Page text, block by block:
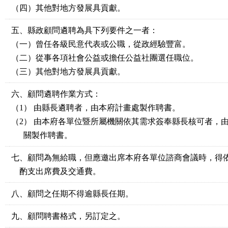
（四）其他對地方發展具貢獻。
五、縣政顧問遴聘為具下列要件之一者：
（一）曾任各級民意代表或公職，從政經驗豐富。
（二）從事各項社會公益或擔任公益社團選任職位。
（三）其他對地方發展具貢獻。
六、顧問遴聘作業方式：
（1） 由縣長遴聘者，由本府計畫處製作聘書。
（2） 由本府各單位暨所屬機關依其需求簽奉縣長核可者，
關製作聘書。
七、顧問為無給職，但應邀出席本府各單位諮商會議時，得
酌支出席費及交通費。
八、顧問之任期不得逾縣長任期。
九、顧問聘書格式，另訂定之。